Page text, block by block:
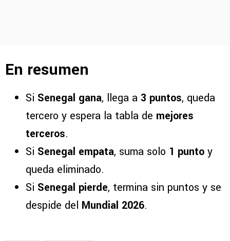
En resumen
Si Senegal gana, llega a 3 puntos, queda
tercero y espera la tabla de mejores
terceros.
Si Senegal empata, suma solo 1 punto y
queda eliminado.
Si Senegal pierde, termina sin puntos y se
despide del Mundial 2026.